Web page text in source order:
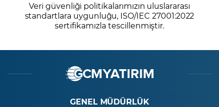
Veri güvenliği politikalarımızın uluslararası
standartlara uygunluğu, ISO/IEC 27001:2022
sertifikamızla tescillenmiştir.
GENEL MÜDÜRLÜK